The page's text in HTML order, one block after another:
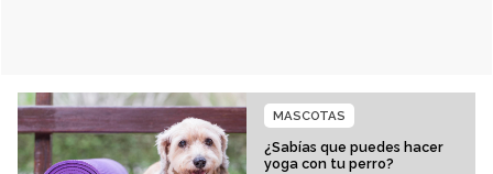
¿Sabías que puedes hacer
yoga con tu perro?
MASCOTAS